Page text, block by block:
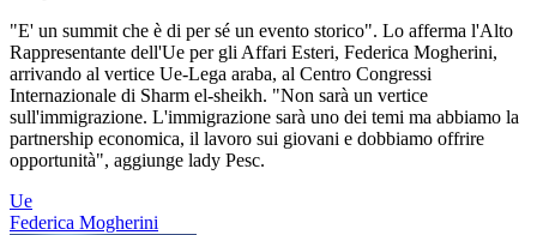
"E' un summit che è di per sé un evento storico". Lo afferma l'Alto
Rappresentante dell'Ue per gli Affari Esteri, Federica Mogherini,
arrivando al vertice Ue-Lega araba, al Centro Congressi
Internazionale di Sharm el-sheikh. "Non sarà un vertice
sull'immigrazione. L'immigrazione sarà uno dei temi ma abbiamo la
partnership economica, il lavoro sui giovani e dobbiamo offrire
opportunità", aggiunge lady Pesc.
Ue
Federica Mogherini